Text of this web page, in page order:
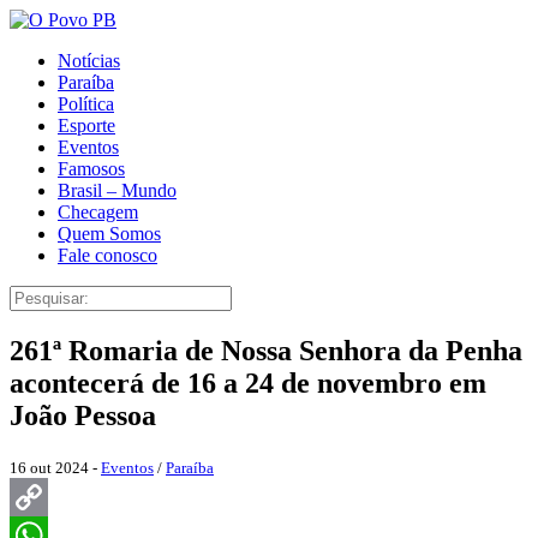
Notícias
Paraíba
Política
Esporte
Eventos
Famosos
Brasil – Mundo
Checagem
Quem Somos
Fale conosco
261ª Romaria de Nossa Senhora da Penha
acontecerá de 16 a 24 de novembro em
João Pessoa
16 out 2024 - Eventos / Paraíba